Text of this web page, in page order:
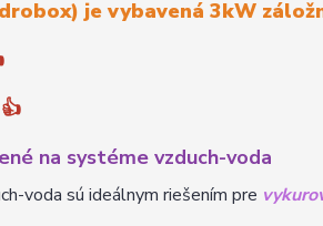
je vybavená 3kW
👍
na systéme vzduch-voda
voda sú ideálnym riešením pre